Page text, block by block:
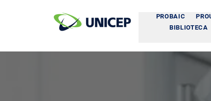
PROBAIC
BIBLIOTECA